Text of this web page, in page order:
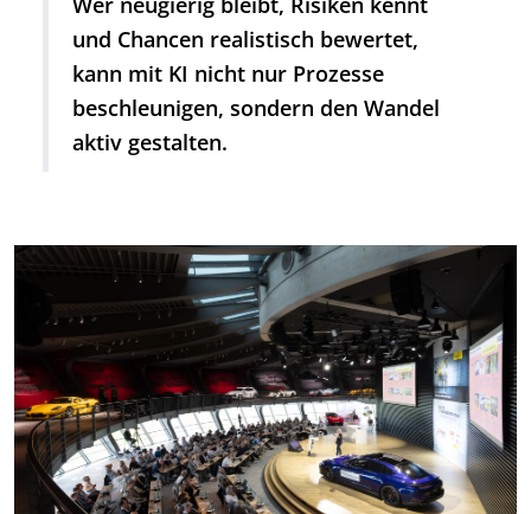
und Chancen realistisch bewertet,
kann mit KI nicht nur Prozesse
beschleunigen, sondern den Wandel
aktiv gestalten.